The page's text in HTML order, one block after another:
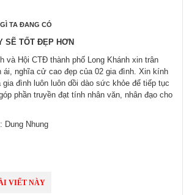
TA ĐANG CÓ
SẼ TỐT ĐẸP HƠN
và Hội CTĐ thành phố Long Khánh xin trân
ái, nghĩa cử cao đẹp của 02 gia đình. Xin kính
đình luôn luôn dồi dào sức khỏe để tiếp tục
phần truyền đạt tính nhân văn, nhân đạo cho
Nhung
VIẾT NÀY